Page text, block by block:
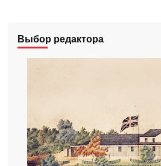
Выбор редактора